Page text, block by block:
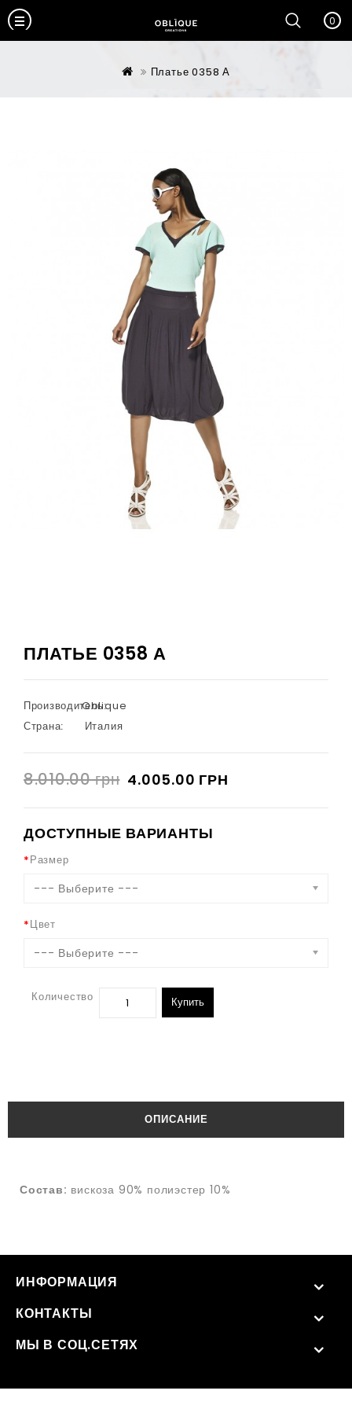
0
Платье 0358 А
ПЛАТЬЕ 0358 А
Производитель:
Oblique
Страна:
Италия
8.010.00 грн 4.005.00 ГРН
ДОСТУПНЫЕ ВАРИАНТЫ
Размер
--- Выберите ---
Цвет
--- Выберите ---
Количество Купить
ОПИСАНИЕ
Состав: вискоза 90% полиэстер 10%
ИНФОРМАЦИЯ
КОНТАКТЫ
МЫ В СОЦ.СЕТЯХ